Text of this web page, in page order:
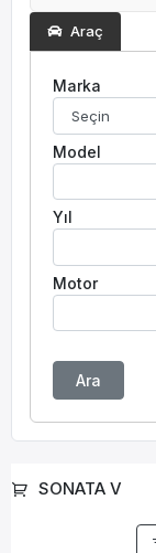
Araç
Marka
Model
Yıl
Motor
Ara
SONATA V